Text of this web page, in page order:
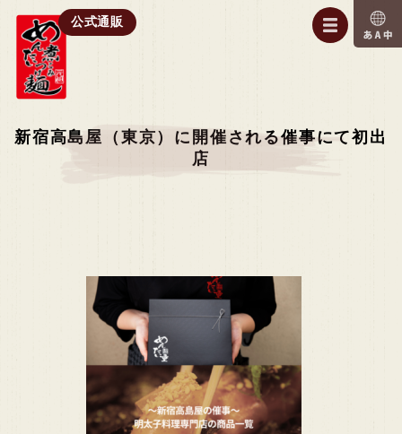
公式通販
新宿高島屋（東京）に開催される催事にて初出
店